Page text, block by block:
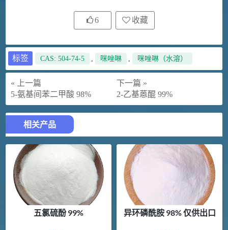
6 收藏
标签 CAS: 504-74-5 , 咪唑啉 , 咪唑啉（水溶）
« 上一篇
5-氨基间苯二甲酸 98%
下一篇 »
2-乙基蒽醌 99%
相关产品
五氯硫酚 99% 异环磷酰胺 98% 仅供出口